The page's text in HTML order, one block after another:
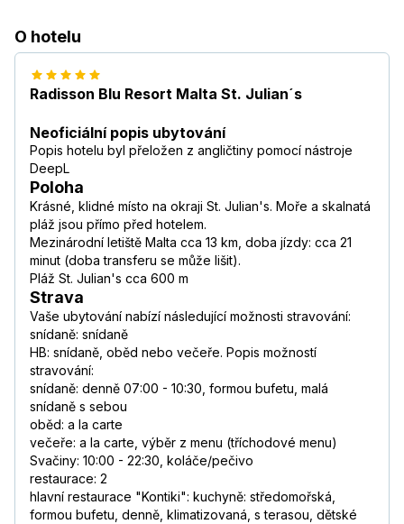
O hotelu
Radisson Blu Resort Malta St. Julian´s
Neoficiální popis ubytování
Popis hotelu byl přeložen z angličtiny pomocí nástroje
DeepL
Poloha
Krásné, klidné místo na okraji St. Julian's. Moře a skalnatá
pláž jsou přímo před hotelem.
Mezinárodní letiště Malta cca 13 km, doba jízdy: cca 21
minut (doba transferu se může lišit).
Pláž St. Julian's cca 600 m
Strava
Vaše ubytování nabízí následující možnosti stravování:
snídaně: snídaně
HB: snídaně, oběd nebo večeře. Popis možností
stravování:
snídaně: denně 07:00 - 10:30, formou bufetu, malá
snídaně s sebou
oběd: a la carte
večeře: a la carte, výběr z menu (tříchodové menu)
Svačiny: 10:00 - 22:30, koláče/pečivo
restaurace: 2
hlavní restaurace "Kontiki": kuchyně: středomořská,
formou bufetu, denně, klimatizovaná, s terasou, dětské